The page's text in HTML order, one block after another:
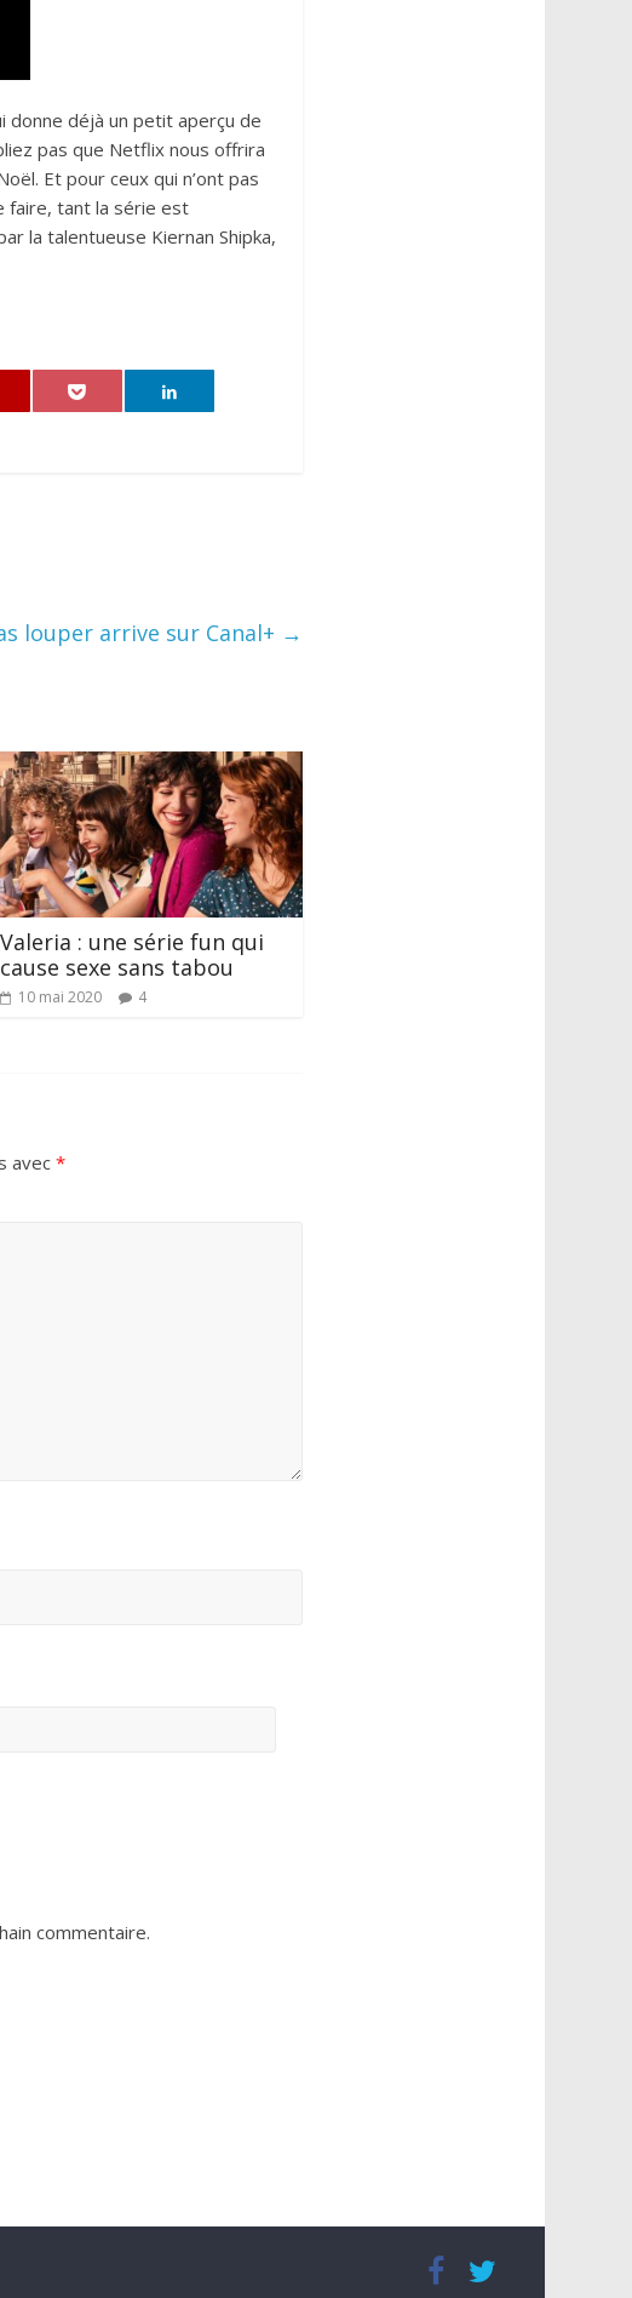
donne déjà un petit aperçu de
pas que Netflix nous offrira
Et pour ceux qui n’ont pas
faire, tant la série est
la talentueuse Kiernan Shipka,
louper arrive sur Canal+ →
Valeria : une série fun qui
cause sexe sans tabou
10 mai 2020 4
avec *
commentaire.